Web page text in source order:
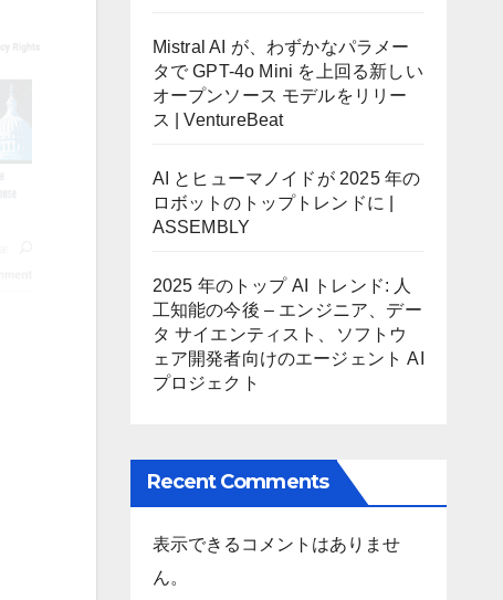
Mistral AI が、わずかなパラメー
タで GPT-4o Mini を上回る新しい
オープンソース モデルをリリー
ス | VentureBeat
AI とヒューマノイドが 2025 年の
ロボットのトップトレンドに |
ASSEMBLY
2025 年のトップ AI トレンド: 人
工知能の今後 – エンジニア、デー
タ サイエンティスト、ソフトウ
ェア開発者向けのエージェント AI
プロジェクト
Recent Comments
表示できるコメントはありませ
ん。